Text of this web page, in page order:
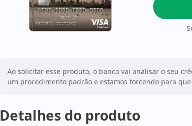
Ao solicitar esse produto, o banco vai analisar o seu
um procedimento padrão e estamos torcendo para
Detalhes do produto